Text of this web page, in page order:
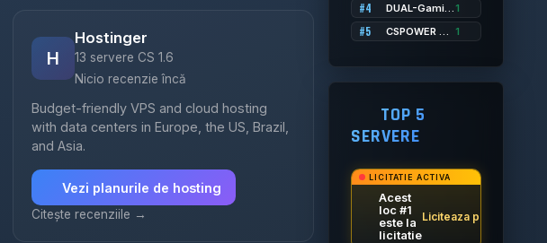
H
Hostinger
13 servere CS 1.6
Nicio recenzie încă
Budget-friendly VPS and cloud hosting
with data centers in Europe, the US, Brazil,
and Asia.
Vezi planurile de hosting
Citește recenziile →
#4 DUAL-Gaming Romania1
#5 CSPOWER Romania 1
TOP 5
SERVERE
LICITATIE ACTIVA
Acest
loc #1
este la
licitatie
Liciteaza pentru a